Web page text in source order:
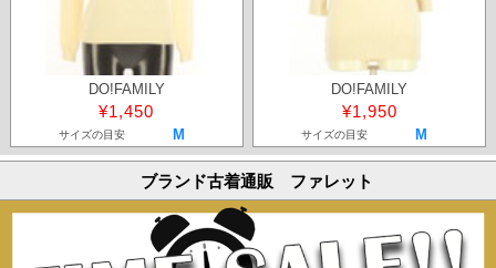
DO!FAMILY
¥1,450
サイズの目安 M
DO!FAMILY
¥1,950
サイズの目安 M
ブランド古着通販 ファレット